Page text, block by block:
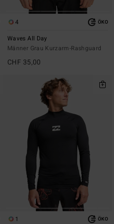
4 ÖKO
Waves All Day
Männer Grau Kurzarm-Rashguard
CHF 35,00
1 ÖKO